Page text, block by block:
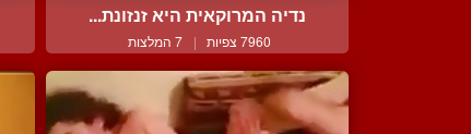
נדיה המרוקאית היא זנזונת...
7960 צפיות | 7 המלצות